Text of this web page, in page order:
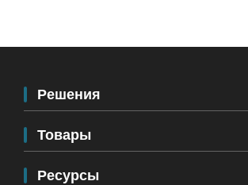
Решения
Товары
Ресурсы